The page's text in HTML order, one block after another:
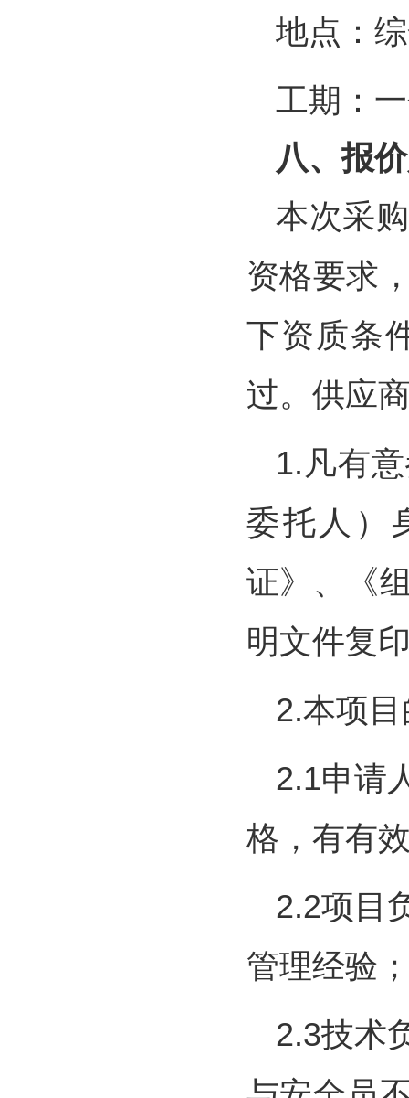
地点：
工期：
八、报
本次采
资格要求
下资质条
过。供应
1.凡有
委托人）
证》、《
明文件复
2.本项
2.1申请
格，有有
2.2项目
管理经验
2.3技术